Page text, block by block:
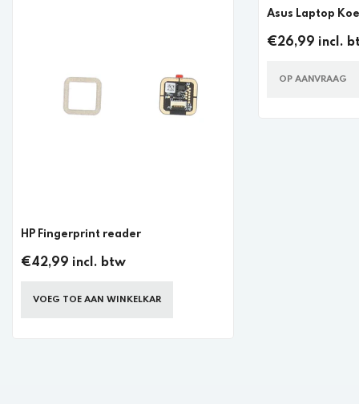
HP Fingerprint reader
€42,99 incl. btw
VOEG TOE AAN WINKELKAR
Asus Laptop
€26,99 incl.
OP AANVRAAG